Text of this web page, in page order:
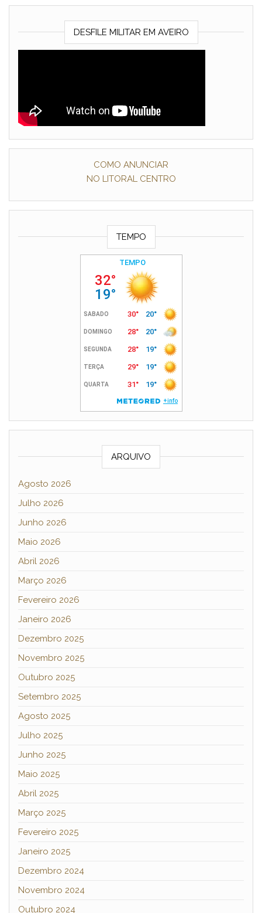
DESFILE MILITAR EM AVEIRO
COMO ANUNCIAR
NO LITORAL CENTRO
TEMPO
ARQUIVO
Agosto 2026
Julho 2026
Junho 2026
Maio 2026
Abril 2026
Março 2026
Fevereiro 2026
Janeiro 2026
Dezembro 2025
Novembro 2025
Outubro 2025
Setembro 2025
Agosto 2025
Julho 2025
Junho 2025
Maio 2025
Abril 2025
Março 2025
Fevereiro 2025
Janeiro 2025
Dezembro 2024
Novembro 2024
Outubro 2024